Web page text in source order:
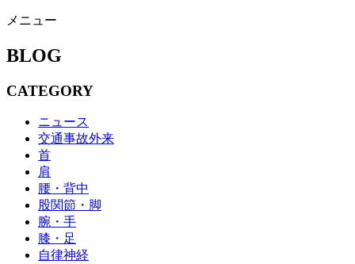
メニュー
BLOG
CATEGORY
ニュース
交通事故外来
首
肩
腰・背中
股関節・脚
腕・手
膝・足
自律神経